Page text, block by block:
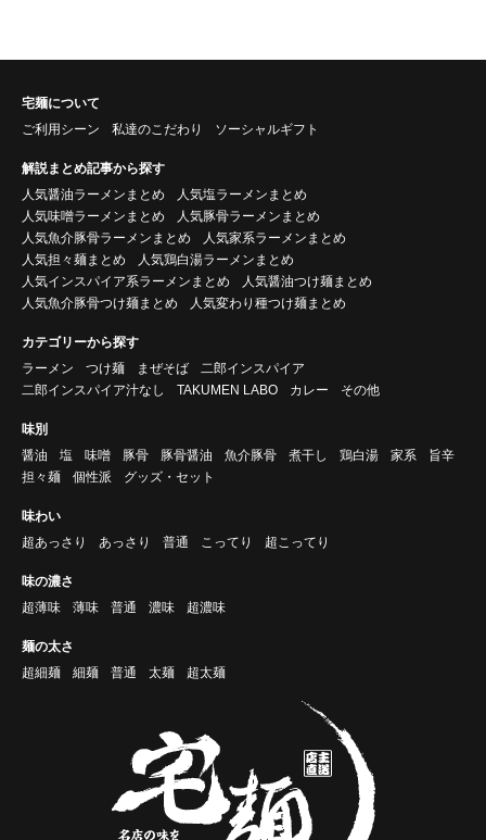
宅麺について
ご利用シーン
私達のこだわり ソーシャルギフト
解説まとめ記事から探す
人気醤油ラーメンまとめ
人気塩ラーメンまとめ
人気味噌ラーメンまとめ
人気豚骨ラーメンまとめ
人気魚介豚骨ラーメンまとめ
人気家系ラーメンまとめ
人気担々麺まとめ
人気鶏白湯ラーメンまとめ
人気インスパイア系ラーメンまとめ
人気醤油つけ麺まとめ
人気魚介豚骨つけ麺まとめ
人気変わり種つけ麺まとめ
カテゴリーから探す
ラーメン
つけ麺 まぜそば
二郎インスパイア
二郎インスパイア汁なし
TAKUMEN LABO カレー その他
味別
醤油
塩 味噌 豚骨 豚骨醤油 魚介豚骨 煮干し 鶏白湯 家系
旨辛
担々麺
個性派 グッズ・セット
味わい
超あっさり
あっさり 普通 こってり 超こってり
味の濃さ
超薄味
薄味 普通 濃味 超濃味
麺の太さ
超細麺
細麺 普通 太麺 超太麺